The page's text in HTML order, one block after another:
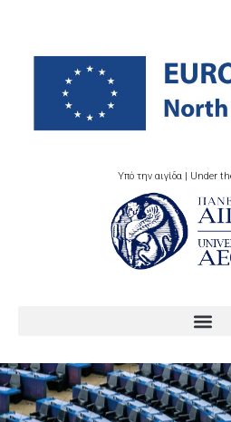
Υπό την αιγίδα | Under